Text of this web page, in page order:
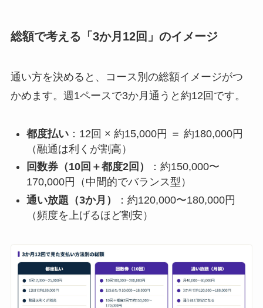
総額で考える「3か月12回」のイメージ
通い方を決めると、コース別の総額イメージがつ
かめます。週1ペースで3か月通うと約12回です。
都度払い：12回 × 約15,000円 ＝ 約180,000円
（融通は利くが割高）
回数券（10回＋都度2回）
：約150,000〜
170,000円（中間的でバランス型）
通い放題（3か月）
：約120,000〜180,000円
（頻度を上げるほど割安）